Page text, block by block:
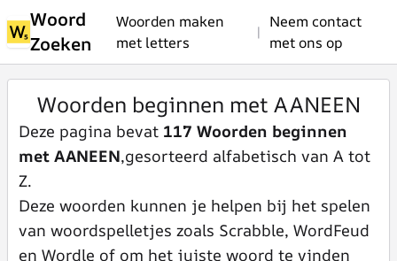
Woord
Zoeken
Woorden maken
met letters
|
Neem contact
met ons op
Woorden beginnen met AANEEN
Deze pagina bevat 117 Woorden beginnen
met AANEEN,gesorteerd alfabetisch van A tot
Z.
Deze woorden kunnen je helpen bij het spelen
van woordspelletjes zoals Scrabble, WordFeud
en Wordle of om het juiste woord te vinden